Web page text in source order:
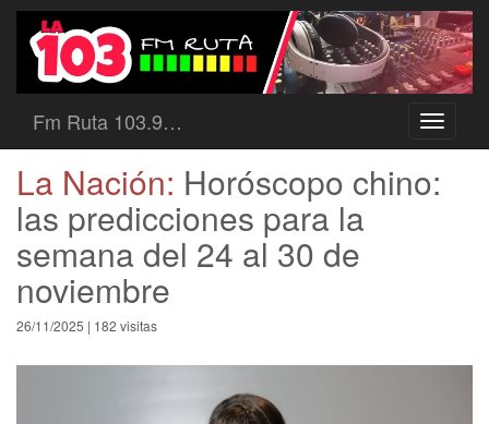
Toggle
Fm Ruta 103.9…
La Nación: Horóscopo chino:
las predicciones para la
semana del 24 al 30 de
noviembre
26/11/2025 | 182 visitas